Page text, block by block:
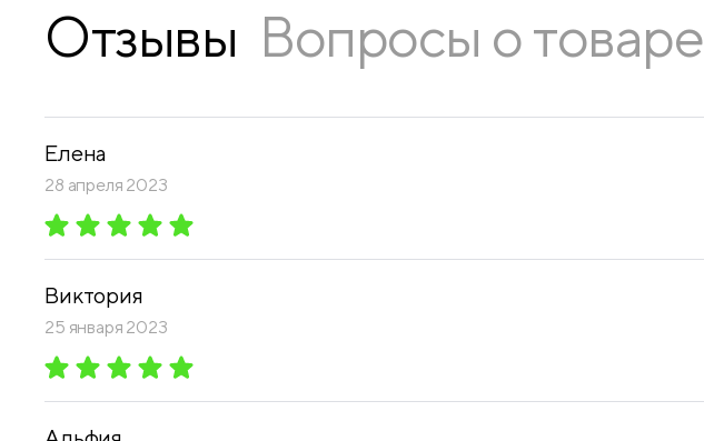
Отзывы Вопросы о товаре
Елена
28 апреля 2023
Виктория
25 января 2023